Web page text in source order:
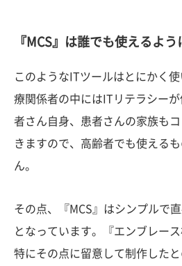
『MCS』は誰でも使えるよ
このようなITツールはとにかく
療関係者の中にはITリテラシー
者さん自身、患者さんの家族も
きますので、高齢者でも使える
ん。
その点、『MCS』はシンプルで
となっています。『エンブレー
特にその点に留意して制作したと